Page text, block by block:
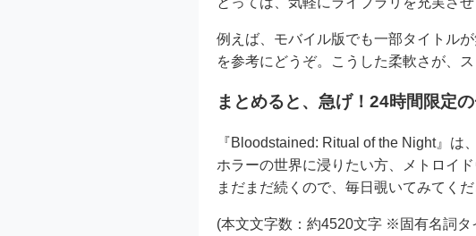
例えば、モバイル版でも一部タイトル
を参考にどうぞ。こうした柔軟さが、ス
まとめると、急げ！24時間限定
『Bloodstained: Ritual of the Night』
ホラーの世界に浸りたい方、メトロイ
まだまだ続くので、毎日覗いてみてく
(本文文字数：約4520文字 ※固有名詞タ